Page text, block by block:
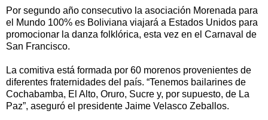
Por segundo año consecutivo la asociación Morenada para
el Mundo 100% es Boliviana viajará a Estados Unidos para
promocionar la danza folklórica, esta vez en el Carnaval de
San Francisco.
La comitiva está formada por 60 morenos provenientes de
diferentes fraternidades del país. “Tenemos bailarines de
Cochabamba, El Alto, Oruro, Sucre y, por supuesto, de La
Paz”, aseguró el presidente Jaime Velasco Zeballos.